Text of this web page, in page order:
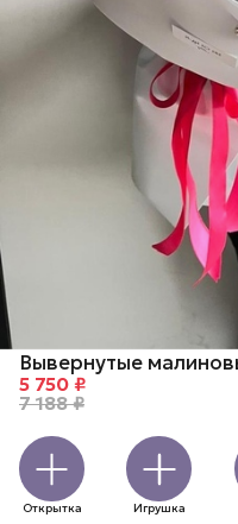
Вывернутые
5 750 ₽
7 188 ₽
Открытка Игрушка